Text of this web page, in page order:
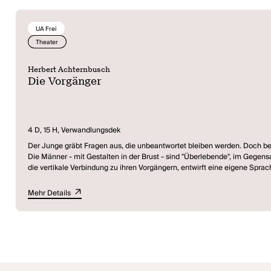
UA Frei
Theater
Herbert Achternbusch
Die Vorgänger
4 D, 15 H, Verwandlungsdek
Der Junge gräbt Fragen aus, die unbeantwortet bleiben werden. Doch
Die Männer - mit Gestalten in der Brust - sind "Überlebende", im Gegensatz zu den Frauen, die "Nurlebende" sind, deren Bestehen sich auf eine
die vertikale Verbindung zu ihren Vorgängern, entwirft eine eigene
schlagartigen Ende zu widersetzen, sich aber auch um die Aufhebung
Die Bewegung dieser Erörterung zielt wiederum in zwei Richtungen, sie
Zeit zurückliegt oder einen unaufholbaren Vorsprung hat, ob er Ahne
Mehr Details